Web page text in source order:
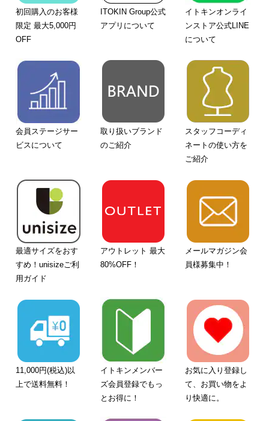
初回購入のお客様
限定 最大5,000円
OFF
ITOKIN Group公式
アプリについて
イトキンオンライ
ンストア公式LINE
について
会員ステージサー
ビスについて
取り扱いブランド
のご紹介
スタッフコーディ
ネートの使い方を
ご紹介
最適サイズをおす
すめ！unisizeご利
用ガイド
アウトレット 最大
80%OFF！
メールマガジン会
員様募集中！
11,000円(税込)以
上で送料無料！
イトキンメンバー
ズ会員登録でもっ
とお得に！
お気に入り登録し
て、お買い物をよ
り快適に。